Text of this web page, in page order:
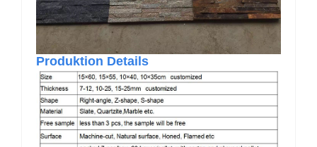
Produktion Details